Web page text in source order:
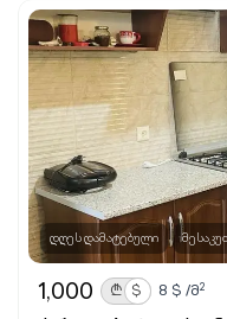
დღეს დამატებული
1,000 ₾ $ 8 $ /მ2